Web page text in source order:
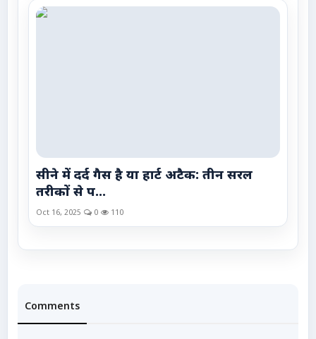
सीने में दर्द गैस है या हार्ट अटैक: तीन सरल
तरीकों से प...
Oct 16, 2025 0 110
Comments